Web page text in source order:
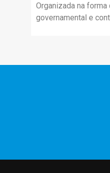
Organizada na
governamental e